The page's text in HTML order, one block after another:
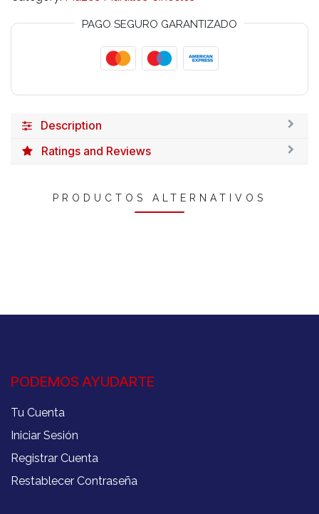
PAGO SEGURO GARANTIZADO
Description
Ratings and Reviews
PRODUCTOS ALTERNATIVOS
PODEMOS AYUDARTE
Tu Cuenta
Iniciar Sesión
Registrar Cuenta
Restablecer Contraseña